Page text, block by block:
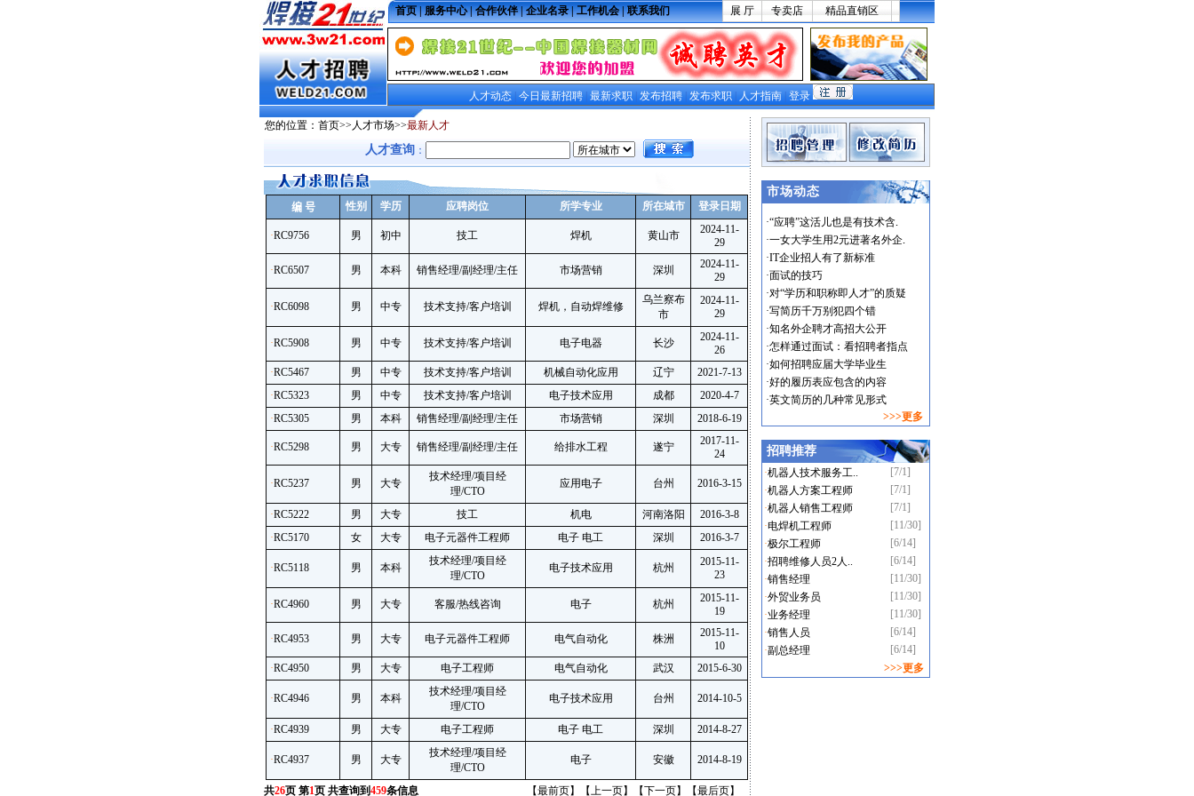
首页|服务中心|合作伙伴|企业名录|工作机会|联系我们 展 厅 专卖店 精品直销区
人才动态 |今日最新招聘 |最新求职 |发布招聘 |发布求职 |人才指南 |登录
您的位置： 首页>> 人才市场>>最新人才
人才查询 ：
编 号 性别 学历 应聘岗位 所学专业 所在城市 登录日期
·RC9756 男 初中 技工 焊机 黄山市
2024-11-
29
·RC6507 男 本科 销售经理/副经理/主任 市场营销 深圳
2024-11-
29
·RC6098 男 中专 技术支持/客户培训 焊机，自动焊维修
乌兰察布
市
2024-11-
29
·RC5908 男 中专 技术支持/客户培训 电子电器 长沙
2024-11-
26
·RC5467 男 中专 技术支持/客户培训 机械自动化应用 辽宁
2021-7-13
·RC5323 男 中专 技术支持/客户培训 电子技术应用 成都
2020-4-7
·RC5305 男 本科 销售经理/副经理/主任 市场营销 深圳 2018-6-19
·RC5298 男 大专 销售经理/副经理/主任 给排水工程 遂宁
2017-11-
24
·RC5237 男 大专
技术经理/项目经
理/CTO
应用电子 台州 2016-3-15
·RC5222 男 大专 技工 机电 河南洛阳
2016-3-8
·RC5170 女 大专 电子元器件工程师 电子 电工 深圳 2016-3-7
·RC5118 男 本科
技术经理/项目经
理/CTO
电子技术应用 杭州
2015-11-
23
·RC4960 男 大专 客服/热线咨询 电子 杭州
2015-11-
19
·RC4953 男 大专 电子元器件工程师 电气自动化 株洲
2015-11-
10
·RC4950 男 大专 电子工程师 电气自动化 武汉 2015-6-30
·RC4946 男 本科
技术经理/项目经
理/CTO
电子技术应用 台州 2014-10-5
·RC4939 男 大专 电子工程师 电子 电工 深圳 2014-8-27
·RC4937 男 大专
技术经理/项目经
理/CTO
电子 安徽 2014-8-19
共26页 第1页 共查询到459条信息 【最前页】【上一页】【下一页】【最后页】
市场动态
·“应聘”这活儿也是有技术含
·一女大学生用2元进著名外企
·IT企业招人有了新标准
·面试的技巧
·对“学历和职称即人才”的质疑
·写简历千万别犯四个错
·知名外企聘才高招大公开
·怎样通过面试：看招聘者指点
·如何招聘应届大学毕业生
·好的履历表应包含的内容
·英文简历的几种常见形式
>>>更多
招聘推荐
·机器人技术服务工..
[7/1]
·机器人方案工程师
[7/1]
·机器人销售工程师
[7/1]
·电焊机工程师
[11/30]
·极尔工程师
[6/14]
·招聘维修人员2人..
[6/14]
·销售经理
[11/30]
·外贸业务员
[11/30]
·业务经理
[11/30]
·销售人员
[6/14]
·副总经理
[6/14]
>>>更多